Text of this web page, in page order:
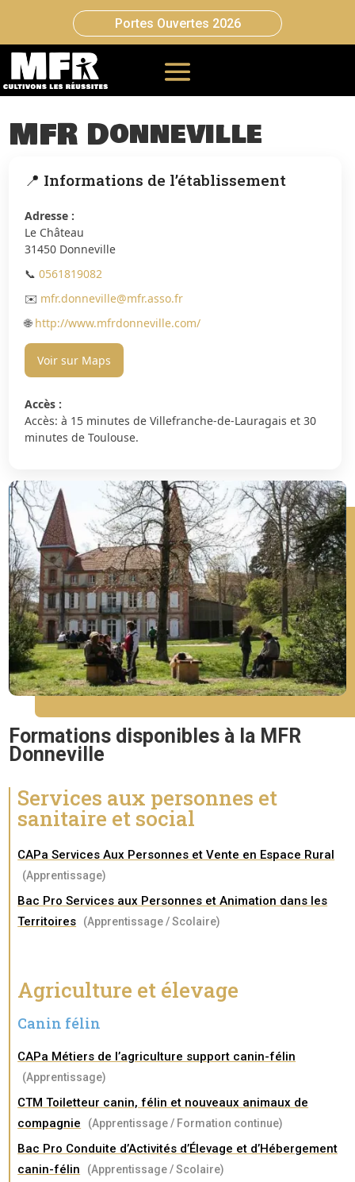
Portes Ouvertes 2026
MFR Donneville
📍 Informations de l’établissement
Adresse :
Le Château
31450 Donneville
📞0561819082
✉️ mfr.donneville@mfr.asso.fr
🌐 http://www.mfrdonneville.com/
Voir sur Maps
Accès :
Accès: à 15 minutes de Villefranche-de-Lauragais et 30
minutes de Toulouse.
Formations disponibles à la MFR
Donneville
Services aux personnes et
sanitaire et social
CAPa Services Aux Personnes et Vente en Espace Rural
(Apprentissage)
Bac Pro Services aux Personnes et Animation dans les
Territoires
(Apprentissage / Scolaire)
Agriculture et élevage
Canin félin
CAPa Métiers de l’agriculture support canin-félin
(Apprentissage)
CTM Toiletteur canin, félin et nouveaux animaux de
compagnie
(Apprentissage / Formation continue)
Bac Pro Conduite d’Activités d’Élevage et d’Hébergement
canin-félin
(Apprentissage / Scolaire)